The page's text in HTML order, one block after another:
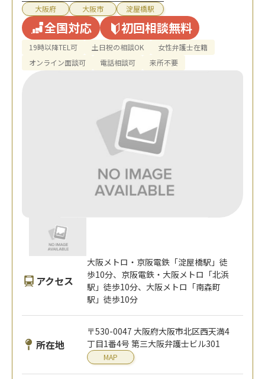
大阪府 大阪市 淀屋橋駅
全国対応 初回相談無料
19時以降TEL可 土日祝の相談OK
女性弁護士在籍
オンライン面談可
電話相談可 来所不要
アクセス
大阪メトロ・京阪電鉄「淀屋橋駅」徒
歩10分、京阪電鉄・大阪メトロ「北浜
駅」徒歩10分、大阪メトロ「南森町
駅」徒歩10分
所在地
〒530-0047 大阪府大阪市北区西天満4
丁目1番4号 第三大阪弁護士ビル301
MAP